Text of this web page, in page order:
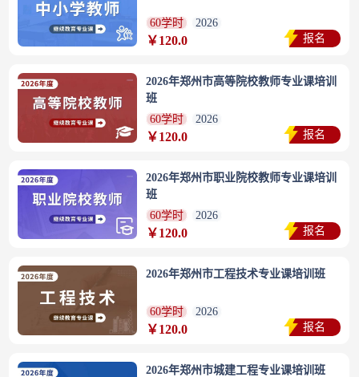
60学时 2026
￥120.0 报名
2026年郑州市高等院校教师专业课培训
班
60学时
2026
￥120.0 报名
2026年郑州市职业院校教师专业课培训
班
60学时
2026
￥120.0 报名
2026年郑州市工程技术专业课培训班
60学时 2026
￥120.0 报名
2026年郑州市城建工程专业课培训班